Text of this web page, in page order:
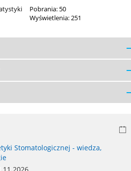
Pobrania: 50
Wyświetlenia: 251
Stomatologicznej - wiedza,